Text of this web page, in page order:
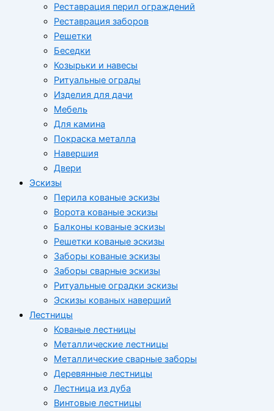
Реставрация перил ограждений
Реставрация заборов
Решетки
Беседки
Козырьки и навесы
Ритуальные ограды
Изделия для дачи
Мебель
Для камина
Покраска металла
Навершия
Двери
Эскизы
Перила кованые эскизы
Ворота кованые эскизы
Балконы кованые эскизы
Решетки кованые эскизы
Заборы кованые эскизы
Заборы сварные эскизы
Ритуальные оградки эскизы
Эскизы кованых наверший
Лестницы
Кованые лестницы
Металлические лестницы
Металлические сварные заборы
Деревянные лестницы
Лестница из дуба
Винтовые лестницы